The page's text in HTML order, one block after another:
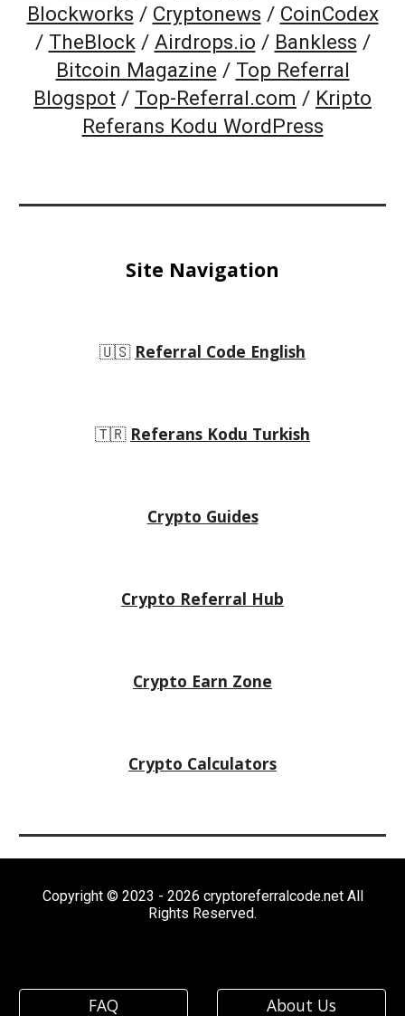
Blockworks / Cryptonews / CoinCodex
/ TheBlock/ Airdrops.io / Bankless /
Bitcoin Magazine / Top Referral
Blogspot / Top-Referral.com / Kripto
Referans Kodu WordPress
Site Navigation
🇺🇸 Referral Code English
🇹🇷 Referans Kodu Turkish
Crypto Guides
Crypto Referral Hub
Crypto Earn Zone
Crypto Calculators
Copyright © 2023 - 2026 cryptoreferralcode.net All
Rights Reserved.
FAQ About Us